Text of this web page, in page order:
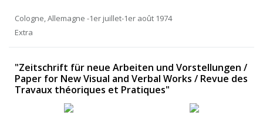
Cologne, Allemagne -1er juillet-1er août 1974
Extra
"Zeitschrift für neue Arbeiten und Vorstellungen /
Paper for New Visual and Verbal Works / Revue des
Travaux théoriques et Pratiques"